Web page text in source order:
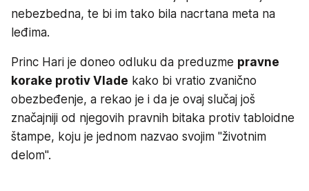
nebezbedna, te bi im tako bila nacrtana meta na
leđima.
Princ Hari je doneo odluku da preduzme pravne
korake protiv Vlade kako bi vratio zvanično
obezbeđenje, a rekao je i da je ovaj slučaj još
značajniji od njegovih pravnih bitaka protiv tabloidne
štampe, koju je jednom nazvao svojim "životnim
delom".